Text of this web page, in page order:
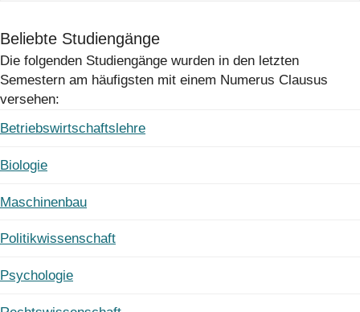
Beliebte Studiengänge
Die folgenden Studiengänge wurden in den letzten
Semestern am häufigsten mit einem Numerus Clausus
versehen:
Betriebswirtschaftslehre
Biologie
Maschinenbau
Politikwissenschaft
Psychologie